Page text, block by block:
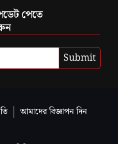
পেতে
Submit
আমাদের বিজ্ঞাপন দিন